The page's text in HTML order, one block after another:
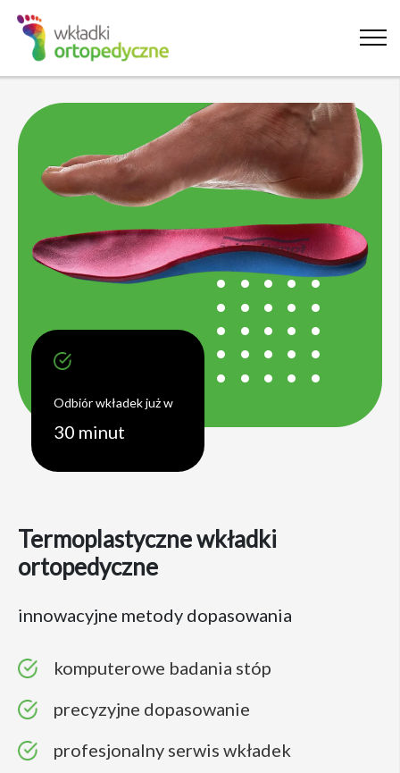
Odbiór wkładek już w
30 minut
Termoplastyczne wkładki
ortopedyczne
innowacyjne metody dopasowania
komputerowe badania stóp
precyzyjne dopasowanie
profesjonalny serwis wkładek